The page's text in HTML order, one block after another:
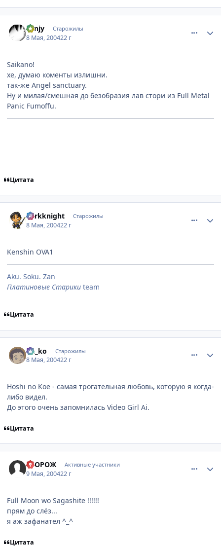
Fynjy Старожилы
8 Мая, 200422 г
Saikano!
хе, думаю коменты излишни.
так-же Angel sanctuary.
Ну и милая/смешная до безобразия лав стори из Full Metal
Panic Fumoffu.
Цитата
darkknight Старожилы
8 Мая, 200422 г
Kenshin OVA1
Aku. Soku. Zan
Платиновые Старики team
Цитата
Ge_ko Старожилы
8 Мая, 200422 г
Hoshi no Koe - самая трогательная любовь, которую я когда-
либо видел.
До этого очень запомнилась Video Girl Ai.
Цитата
СТОРОЖ Активные участники
9 Мая, 200422 г
Full Moon wo Sagashite !!!!!!
прям до слёз...
я аж зафанател ^_^
Цитата